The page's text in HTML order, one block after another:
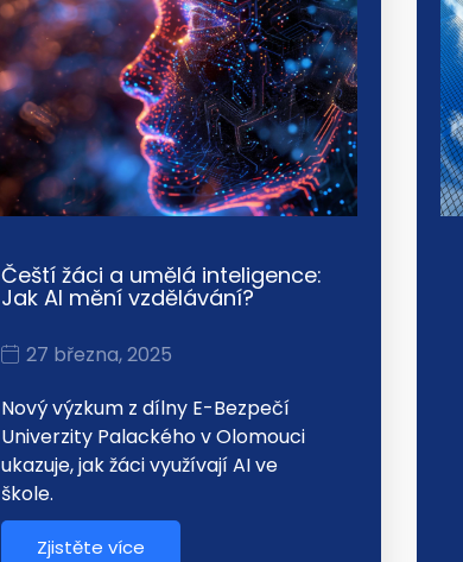
Čeští žáci a umělá inteligence:
Jak AI mění vzdělávání?
27 března, 2025
Nový výzkum z dílny E-Bezpečí
Univerzity Palackého v Olomouci
ukazuje, jak žáci využívají AI ve
škole.
Zjistěte více